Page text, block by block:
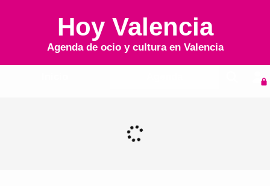
Hoy Valencia
Agenda de ocio y cultura en Valencia